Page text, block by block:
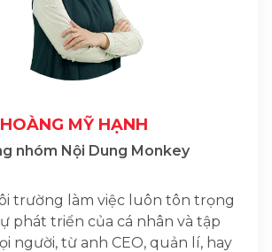
HOÀNG MỸ HẠNH
nhóm Nội Dung Monkey
trường làm việc luôn tôn trọng
phát triển của cá nhân và tập
người, từ anh CEO, quản lí, hay